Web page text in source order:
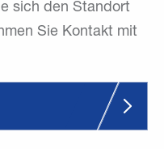
sich den Standort
Sie Kontakt mit